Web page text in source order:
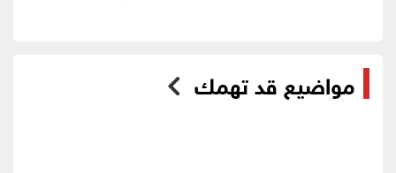
مواضيع قد تهمك